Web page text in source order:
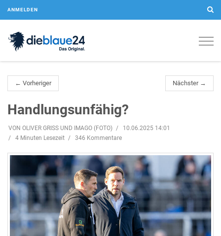
ANMELDEN
← Vorheriger Nächster →
Handlungsunfähig?
VON OLIVER GRISS UND IMAGO (FOTO)
10.06.2025 14:01
4 Minuten Lesezeit
346 Kommentare